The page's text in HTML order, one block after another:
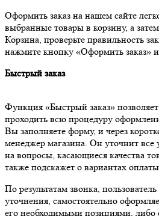
Оформить заказ на нашем сайте
выбранные товары в корзину, а
Корзина, проверьте правильность
нажмите кнопку «Оформить заказ»
Быстрый заказ
Функция «Быстрый заказ»
проходить всю процедуру
Вы заполняете форму, и через
менеджер магазина. Он уточнит все
на вопросы, касающиеся качества
также подскажет о вариантах
По результатам звонка,
уточнения, самостоятельно
его необходимыми позициями, либо